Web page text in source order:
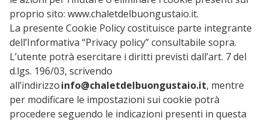
proprio sito: www.chaletdelbuongustaio.it.
La presente Cookie Policy costituisce parte integrante
dell’Informativa “Privacy policy” consultabile sopra.
L’utente potrà esercitare i diritti previsti dall’art. 7 del
d.lgs. 196/03, scrivendo
all’indirizzoinfo@chaletdelbuongustaio.it, mentre
per modificare le impostazioni sui cookie potrà
procedere seguendo le indicazioni presenti in questa